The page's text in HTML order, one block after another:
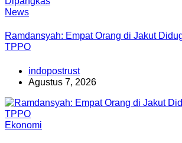
News
Ramdansyah: Empat Orang di Jakut
TPPO
indopostrust
Agustus 7, 2026
Ekonomi